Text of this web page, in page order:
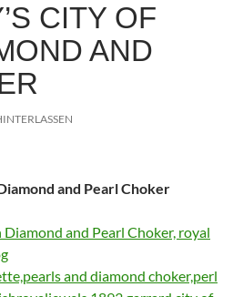
CITY OF
AND
and Pearl Choker